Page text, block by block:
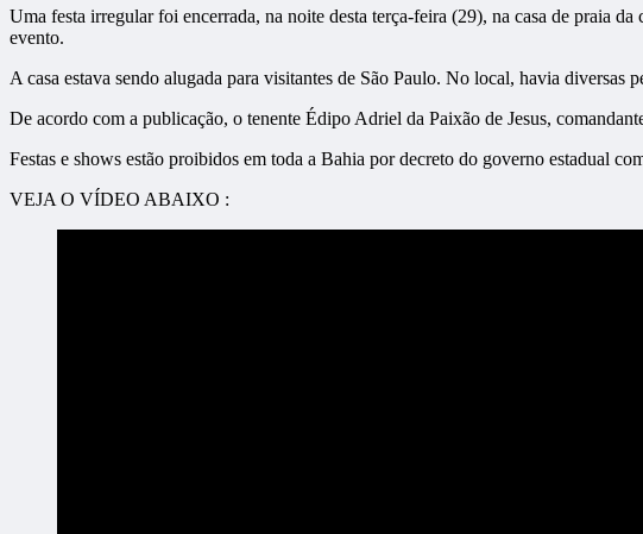
Uma festa irregular foi encerrada, na noite desta terça-feira (29), na casa de praia da
evento.
A casa estava sendo alugada para visitantes de São Paulo. No local, havia diversas
De acordo com a publicação, o tenente Édipo Adriel da Paixão de Jesus,
Festas e shows estão proibidos em toda a Bahia por decreto do governo estadual
VEJA O VÍDEO ABAIXO :